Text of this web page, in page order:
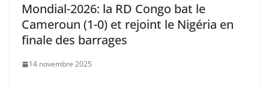
Mondial-2026: la RD Congo bat le
Cameroun (1-0) et rejoint le Nigéria en
finale des barrages
14 novembre 2025